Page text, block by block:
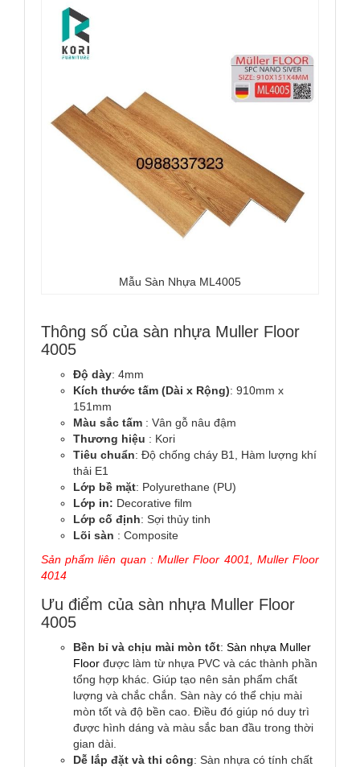
Mẫu Sàn Nhựa ML4005
Thông số của sàn nhựa Muller Floor
4005
Độ dày: 4mm
Kích thước tấm (Dài x Rộng): 910mm x
151mm
Màu sắc tấm : Vân gỗ nâu đậm
Thương hiệu : Kori
Tiêu chuẩn: Độ chống cháy B1, Hàm lượng khí
thải E1
Lớp bề mặt: Polyurethane (PU)
Lớp in: Decorative film
Lớp cố định: Sợi thủy tinh
Lõi sàn : Composite
Sản phẩm liên quan :Muller Floor 4001
Muller Floor
4014
Ưu điểm của sàn nhựa Muller Floor
4005
Bền bỉ và chịu mài mòn tốt: Sàn nhựa Muller
Floor được làm từ nhựa PVC và các thành phần
tổng hợp khác. Giúp tạo nên sản phẩm chất
lượng và chắc chắn. Sàn này có thể chịu mài
mòn tốt và độ bền cao. Điều đó giúp nó duy trì
được hình dáng và màu sắc ban đầu trong thời
gian dài.
Dễ lắp đặt và thi công: Sàn nhựa có tính chất